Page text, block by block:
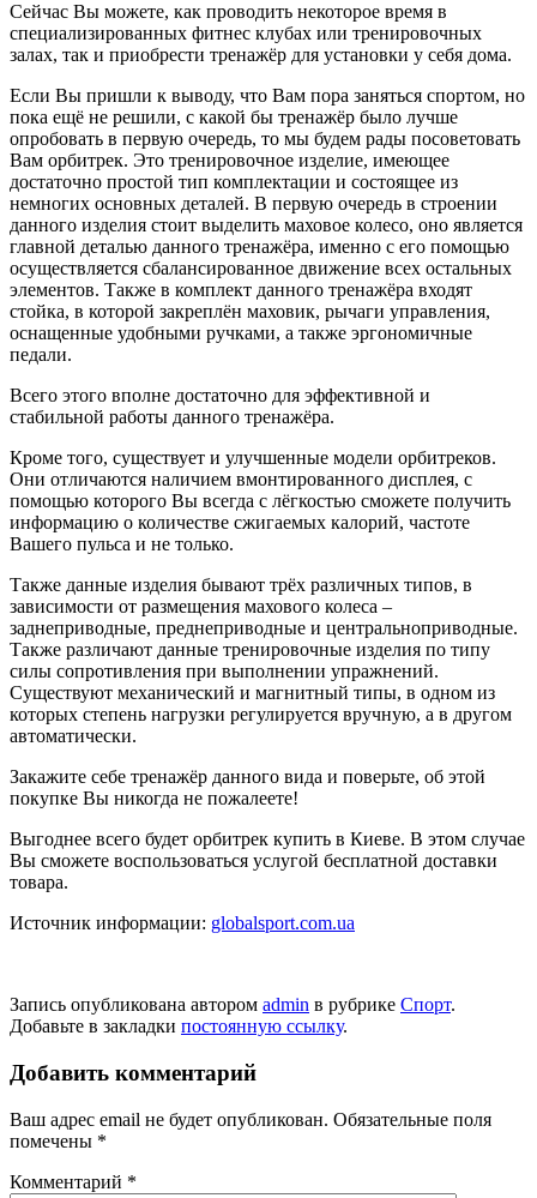
Сейчас Вы можете, как проводить некоторое время в
специализированных фитнес клубах или тренировочных
залах, так и приобрести тренажёр для установки у себя дома.
Если Вы пришли к выводу, что Вам пора заняться спортом, но
пока ещё не решили, с какой бы тренажёр было лучше
опробовать в первую очередь, то мы будем рады посоветовать
Вам орбитрек. Это тренировочное изделие, имеющее
достаточно простой тип комплектации и состоящее из
немногих основных деталей. В первую очередь в строении
данного изделия стоит выделить маховое колесо, оно является
главной деталью данного тренажёра, именно с его помощью
осуществляется сбалансированное движение всех остальных
элементов. Также в комплект данного тренажёра входят
стойка, в которой закреплён маховик, рычаги управления,
оснащенные удобными ручками, а также эргономичные
педали.
Всего этого вполне достаточно для эффективной и
стабильной работы данного тренажёра.
Кроме того, существует и улучшенные модели орбитреков.
Они отличаются наличием вмонтированного дисплея, с
помощью которого Вы всегда с лёгкостью сможете получить
информацию о количестве сжигаемых калорий, частоте
Вашего пульса и не только.
Также данные изделия бывают трёх различных типов, в
зависимости от размещения махового колеса –
заднеприводные, преднеприводные и центральноприводные.
Также различают данные тренировочные изделия по типу
силы сопротивления при выполнении упражнений.
Существуют механический и магнитный типы, в одном из
которых степень нагрузки регулируется вручную, а в другом
автоматически.
Закажите себе тренажёр данного вида и поверьте, об этой
покупке Вы никогда не пожалеете!
Выгоднее всего будет орбитрек купить в Киеве. В этом случае
Вы сможете воспользоваться услугой бесплатной доставки
товара.
Источник информации: globalsport.com.ua
Запись опубликована автором admin в рубрике Спорт.
Добавьте в закладки постоянную ссылку.
Добавить комментарий
Ваш адрес email не будет опубликован. Обязательные поля
помечены *
Комментарий *